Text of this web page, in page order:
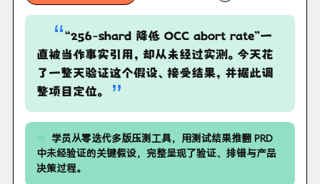
“256-shard 降低 OCC abort rate”一
直被当作事实引用，却从未经过实测。今天花
了一整天验证这个假设、接受结果，并据此调
整项目定位。
”
学员从零迭代多版压测工具，用测试结果推翻 PRD
中未经验证的关键假设，完整呈现了验证、排错与产品
决策过程。